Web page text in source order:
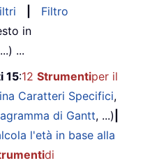
Filtro
in
...
15:12 Strumentiper il
Caratteri Specifici,
di Gantt, ...)
l'età in base alla
di